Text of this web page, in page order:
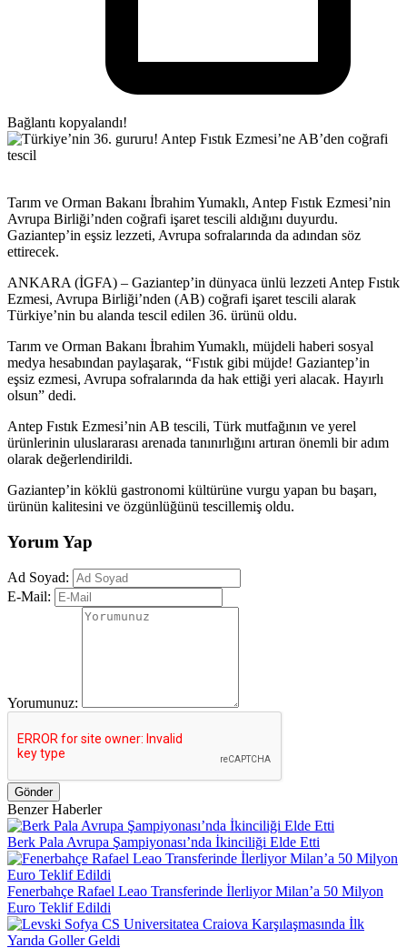
Bağlantı kopyalandı!
Tarım ve Orman Bakanı İbrahim Yumaklı, Antep Fıstık Ezmesi’nin
Avrupa Birliği’nden coğrafi işaret tescili aldığını duyurdu.
Gaziantep’in eşsiz lezzeti, Avrupa sofralarında da adından söz
ettirecek.
ANKARA (İGFA) – Gaziantep’in dünyaca ünlü lezzeti Antep Fıstık
Ezmesi, Avrupa Birliği’nden (AB) coğrafi işaret tescili alarak
Türkiye’nin bu alanda tescil edilen 36. ürünü oldu.
Tarım ve Orman Bakanı İbrahim Yumaklı, müjdeli haberi sosyal
medya hesabından paylaşarak, “Fıstık gibi müjde! Gaziantep’in
eşsiz ezmesi, Avrupa sofralarında da hak ettiği yeri alacak. Hayırlı
olsun” dedi.
Antep Fıstık Ezmesi’nin AB tescili, Türk mutfağının ve yerel
ürünlerinin uluslararası arenada tanınırlığını artıran önemli bir adım
olarak değerlendirildi.
Gaziantep’in köklü gastronomi kültürüne vurgu yapan bu başarı,
ürünün kalitesini ve özgünlüğünü tescillemiş oldu.
Yorum Yap
Ad Soyad:
E-Mail:
Yorumunuz:
Gönder
Benzer Haberler
Berk Pala Avrupa Şampiyonası’nda İkinciliği Elde Etti
Fenerbahçe Rafael Leao Transferinde İlerliyor Milan’a 50 Milyon
Euro Teklif Edildi